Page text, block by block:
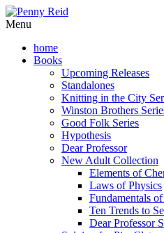
Menu
home
Books
Upcoming Releases
Standalones
Knitting in the City
Winston Brothers
Good Folk Series
Hypothesis
Dear Professor
New Adult Collection
Elements of
Laws of Physics
Fundamentals
Ten Trends to
Dear Professor